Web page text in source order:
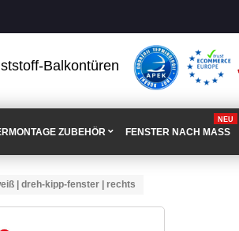
Balkontüren
ZUBEHÖR FENSTER NACH MASS
NEU
| dreh-kipp-fenster | rechts